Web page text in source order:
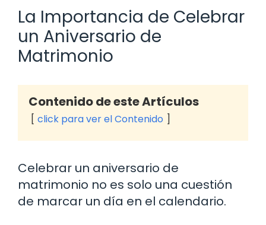
La Importancia de Celebrar
un Aniversario de
Matrimonio
Contenido de este Artículos
click para ver el Contenido
Celebrar un aniversario de
matrimonio no es solo una cuestión
de marcar un día en el calendario.